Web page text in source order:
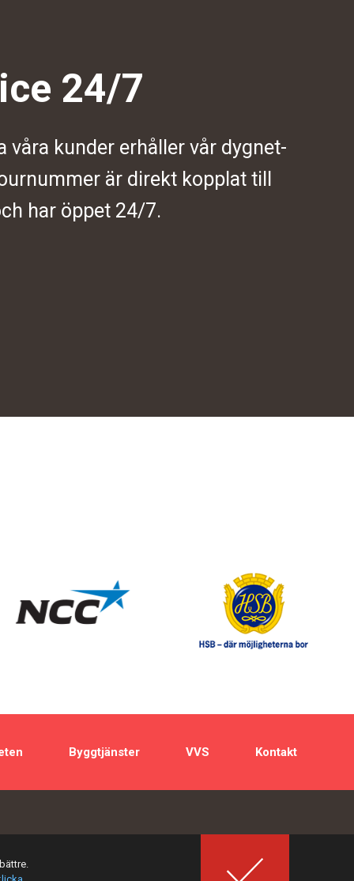
24/7
våra kunder erhåller vår dygnet-
är direkt kopplat till
har öppet 24/7.
Byggtjänster VVS Kontakt